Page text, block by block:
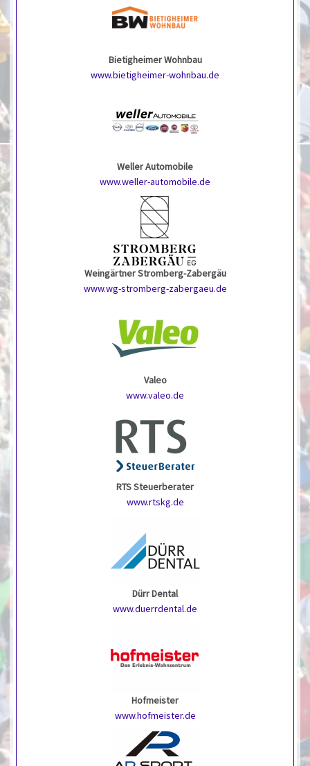
Bietigheimer Wohnbau
www.bietigheimer-wohnbau.de
Weller Automobile
www.weller-automobile.de
Weingärtner Stromberg-Zabergäu
www.wg-stromberg-zabergaeu.de
Valeo
www.valeo.de
RTS Steuerberater
www.rtskg.de
Dürr Dental
www.duerrdental.de
Hofmeister
www.hofmeister.de